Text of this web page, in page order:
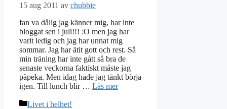
15 aug 2011 av chubbie
fan va dålig jag känner mig, har inte
bloggat sen i juli!!! :O men jag har
varit ledig och jag har unnat mig
sommar. Jag har ätit gott och rest. Så
min träning har inte gått så bra de
senaste veckorna faktiskt måste jag
påpeka. Men idag hade jag tänkt börja
igen. Till lunch blir … Läs mer
Kategorier
Livet i helhet!